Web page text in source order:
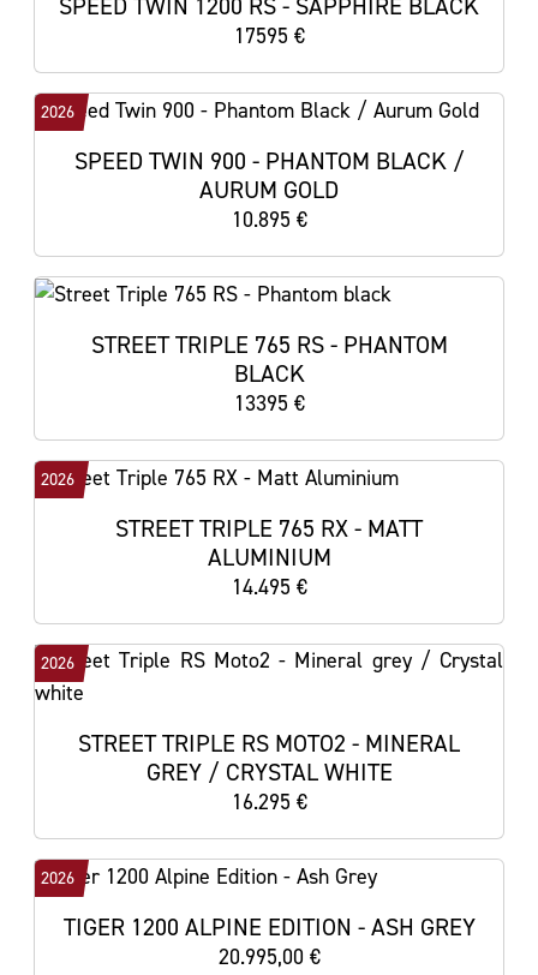
17595 €
2026
SPEED TWIN 900 - PHANTOM BLACK /
AURUM GOLD
10.895 €
STREET TRIPLE 765 RS - PHANTOM
BLACK
13395 €
2026
STREET TRIPLE 765 RX - MATT
ALUMINIUM
14.495 €
2026
STREET TRIPLE RS MOTO2 - MINERAL
GREY / CRYSTAL WHITE
16.295 €
2026
TIGER 1200 ALPINE EDITION - ASH GREY
20.995,00 €